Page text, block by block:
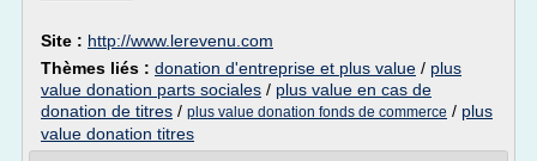
Site : http://www.lerevenu.com
Thèmes liés : donation d'entreprise et plus value / plus
value donation parts sociales / plus value en cas de
donation de titres / plus value donation fonds de commerce / plus
value donation titres